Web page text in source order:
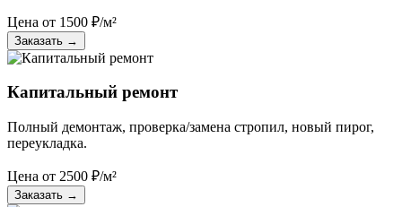
Цена от 1500 ₽/м²
Заказать →
Капитальный ремонт
Полный демонтаж, проверка/замена стропил, новый пирог,
переукладка.
Цена от 2500 ₽/м²
Заказать →